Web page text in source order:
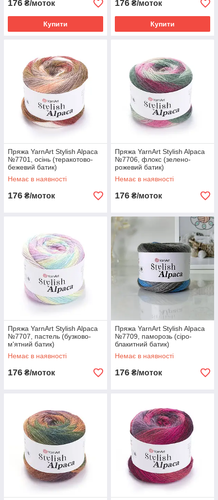
176 ₴/моток
Купити
176 ₴/моток
Купити
Пряжа YarnArt Stylish Alpaca
№7701, осінь (теракотово-
бежевий батик)
Немає в наявності
176 ₴/моток
Пряжа YarnArt Stylish Alpaca
№7706, флокс (зелено-
рожевий батик)
Немає в наявності
176 ₴/моток
Пряжа YarnArt Stylish Alpaca
№7707, пастель (бузково-
м'ятний батик)
Немає в наявності
176 ₴/моток
Пряжа YarnArt Stylish Alpaca
№7709, паморозь (сіро-
блакитний батик)
Немає в наявності
176 ₴/моток